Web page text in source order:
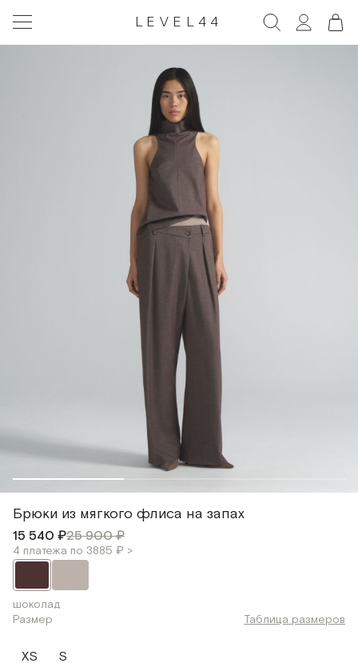
LEVEL44
Брюки из мягкого флиса на запах
15 540 ₽25 900 ₽
4 платежа по 3885 ₽ >
шоколад
Размер
Таблица размеров
XS
S